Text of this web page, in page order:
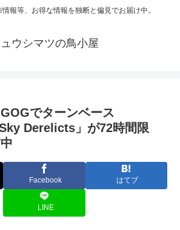
報等、お得な情報を独断と偏見でお届け中。
ウシマツの鳥小屋
GOGでターンベース
Derelicts」が72時間限
Facebook はてブ
LINE